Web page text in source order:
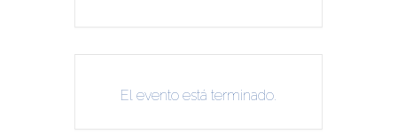
El evento está terminado.